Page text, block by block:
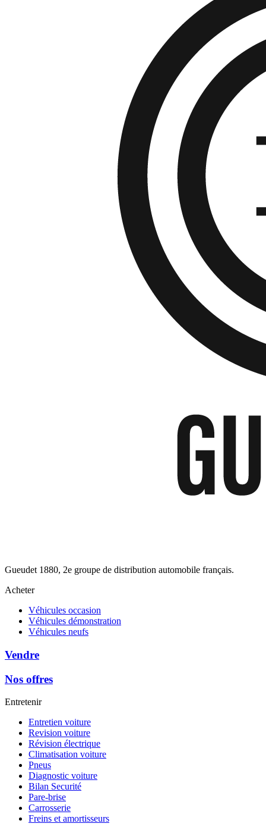
Gueudet 1880, 2e groupe de distribution automobile français.
Acheter
Véhicules occasion
Véhicules démonstration
Véhicules neufs
Vendre
Nos offres
Entretenir
Entretien voiture
Revision voiture
Révision électrique
Climatisation voiture
Pneus
Diagnostic voiture
Bilan Securité
Pare-brise
Carrosserie
Freins et amortisseurs